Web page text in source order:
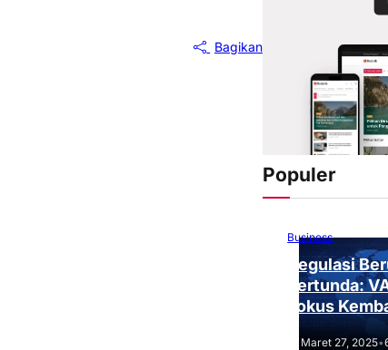
Bagikan
Populer
Business
Regulasi
Tertunda:
Fokus
Tantangan
Maret 27, 2025•